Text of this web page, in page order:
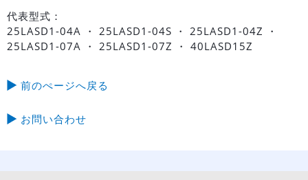
代表型式：
25LASD1-04A ・ 25LASD1-04S ・ 25LASD1-04Z ・
25LASD1-07A ・ 25LASD1-07Z ・ 40LASD15Z
前のぺージへ戻る
お問い合わせ